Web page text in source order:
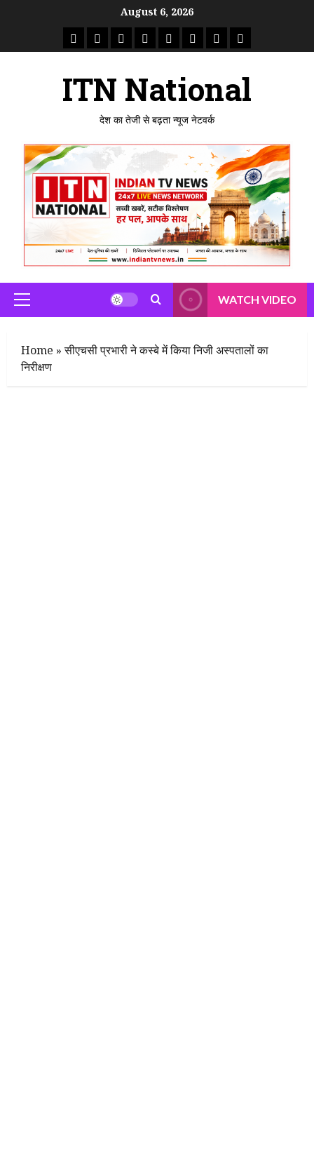
August 6, 2026
राष्ट्रीयताजा
उत्तर
मध्य
राजस्थान
पंजाब गुजरातमहाराष्ट्र
ITN National
देश का तेजी से बढ़ता न्यूज नेटवर्क
Primary
Menu
WATCH VIDEO
Home »सीएचसी प्रभारी ने कस्बे में किया निजी अस्पतालों का
निरीक्षण